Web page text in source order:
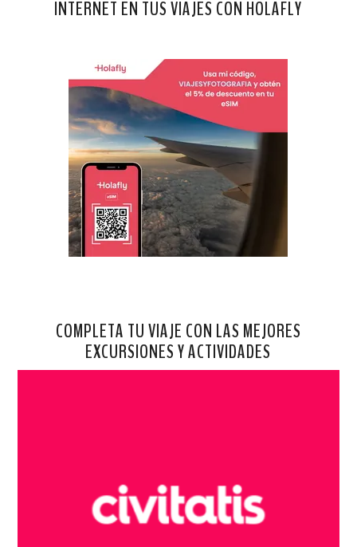
INTERNET EN TUS VIAJES CON HOLAFLY
COMPLETA TU VIAJE CON LAS MEJORES
EXCURSIONES Y ACTIVIDADES